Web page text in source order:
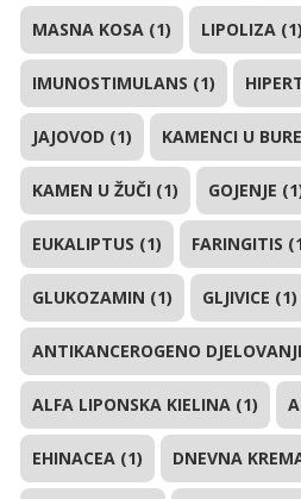
MASNA KOSA (1) LIPOLIZA (1)
IMUNOSTIMULANS (1)
JAJOVOD (1) KAMENCI U
KAMEN U ŽUČI (1) GOJENJE
EUKALIPTUS (1) FARINGITIS
GLUKOZAMIN (1) GLJIVICE (1)
ANTIKANCEROGENO
ALFA LIPONSKA KIELINA (1)
EHINACEA (1) DNEVNA